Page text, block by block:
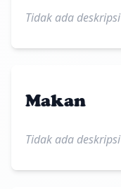
Tidak ada deskripsi
Makan
Tidak ada deskripsi